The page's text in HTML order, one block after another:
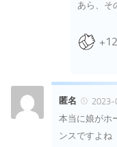
あら、そ
+12
匿名
2023-
本当に娘がホ
ンスですよね